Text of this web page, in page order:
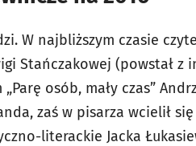
W najbliższym czasie
Stańczakowej (powstał z
osób, mały czas”
zaś w pisarza wcielił
literackie Jacka